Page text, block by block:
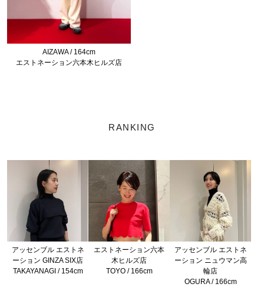
AIZAWA / 164cm
エストネーション六本木ヒルズ店
RANKING
アッセンブル エストネ
ーション GINZA SIX店
TAKAYANAGI / 154cm
エストネーション六本
木ヒルズ店
TOYO / 166cm
アッセンブル エストネ
ーション ニュウマン高
輪店
OGURA / 166cm